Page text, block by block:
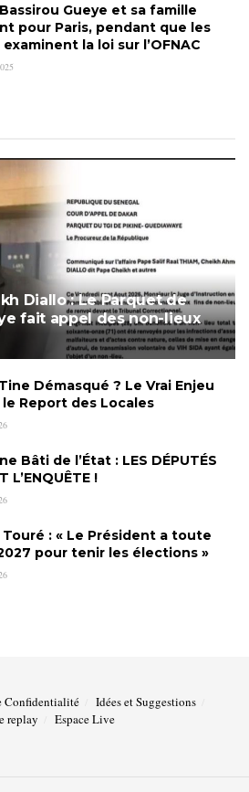
Gueye et sa famille
pour Paris, pendant que les
la loi sur l’OFNAC
Diallo : Le Parquet de
fait appel des non-lieux
Démasqué ? Le Vrai Enjeu
Report des Locales
Bâti de l’État : LES DÉPUTÉS
L’ENQUÊTE !
: « Le Président a toute
pour tenir les élections »
Confidentialité
Idées et Suggestions
replay
Espace Live